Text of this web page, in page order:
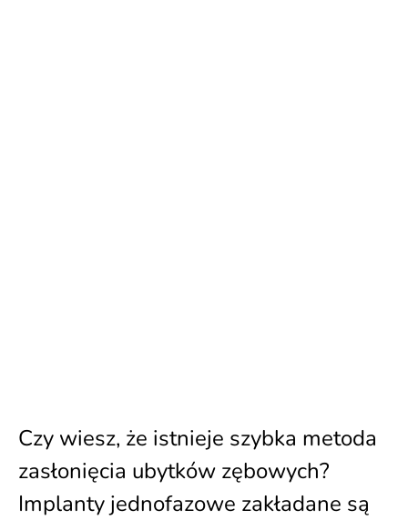
Czy wiesz, że istnieje szybka metoda
zasłonięcia ubytków zębowych?
Implanty jednofazowe zakładane są